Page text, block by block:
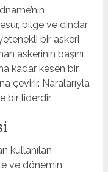
bilge ve dindar
bir askeri
askerinin başını
kadar kesen bir
çevirir. Naralarıyla
bir liderdir.
kullanılan
ve dönemin